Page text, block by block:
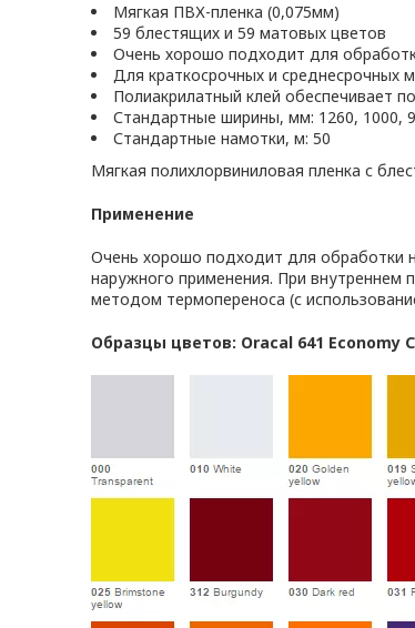
Мягкая ПВХ-пленка (0,075мм)
59 блестящих и 59 матовых цветов
Очень хорошо подходит для
Для краткосрочных и среднесрочных
Полиакрилатный клей обеспечивает
Стандартные ширины, мм: 1260, 1000,
Стандартные намотки, м: 50
Мягкая полихлорвиниловая пленка с
Применение
Очень хорошо подходит для обработки
наружного применения. При внутреннем
методом термопереноса (с
Образцы цветов: Oracal 641 Economy